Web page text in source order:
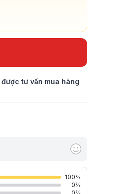
được tư vấn mua hàng
100%
0%